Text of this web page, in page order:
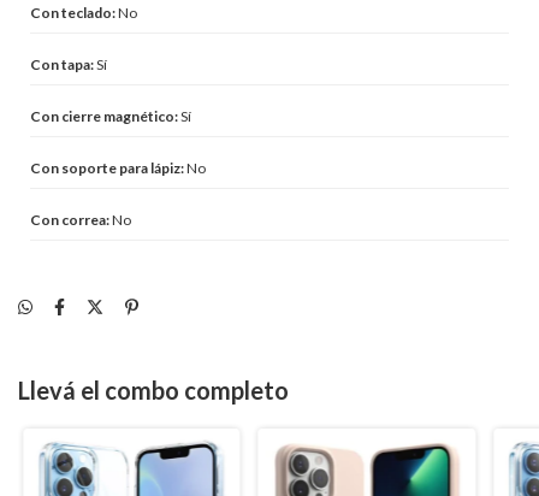
Con teclado:No
Con tapa:Sí
Con cierre magnético:Sí
Con soporte para lápiz:No
Con correa:No
Llevá el combo completo